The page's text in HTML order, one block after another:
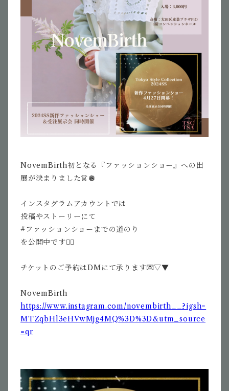
NovemBirth初となる『ファッションショー』への出
展が決まりました👗🪩
インスタグラムアカウント では
投稿やストーリーにて
#ファッションショーまでの道のり
を公開中です✍🏻
チケットのご予約はDMにて承ります💌▽▼
NovemBirth
https://www.instagram.com/novembirth__?igsh=
MTZqbHl3eHVwMjg4MQ%3D%3D&utm_source
=qr